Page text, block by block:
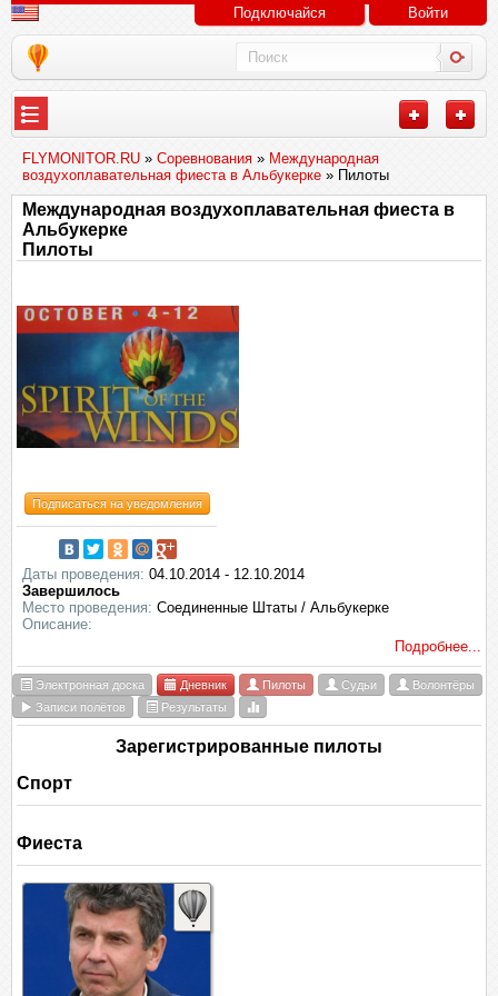
Подключайся Войти
FLYMONITOR.RU » Соревнования » Международная
воздухоплавательная фиеста в Альбукерке » Пилоты
Международная воздухоплавательная фиеста в
Альбукерке
Пилоты
Подписаться на уведомления
Даты проведения: 04.10.2014 - 12.10.2014
Завершилось
Место проведения: Соединенные Штаты / Альбукерке
Описание:
Подробнее...
Электронная доска Дневник Пилоты Судьи
Волонтёры
Записи полётов
Результаты
Зарегистрированные пилоты
Спорт
Фиеста